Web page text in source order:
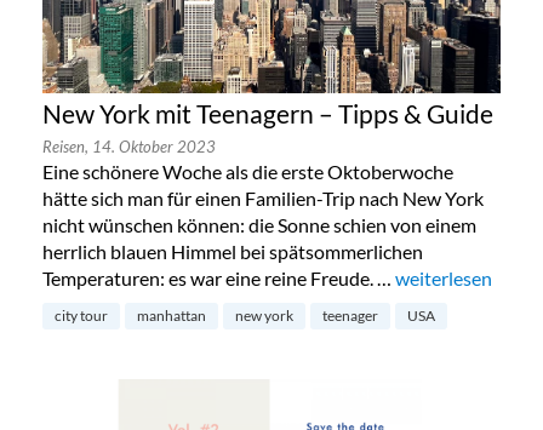
New York mit Teenagern – Tipps & Guide
Reisen, 14. Oktober 2023
Eine schönere Woche als die erste Oktoberwoche
hätte sich man für einen Familien-Trip nach New York
nicht wünschen können: die Sonne schien von einem
herrlich blauen Himmel bei spätsommerlichen
Temperaturen: es war eine reine Freude. … „New York mit
weiterlesen
city tour manhattan new york teenager USA